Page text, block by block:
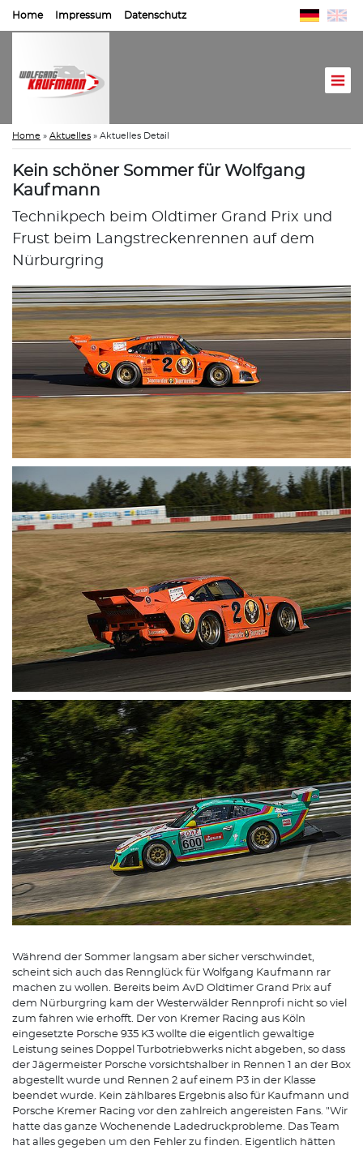
Home Impressum Datenschutz
Home » Aktuelles » Aktuelles Detail
Kein schöner Sommer für Wolfgang
Kaufmann
Technikpech beim Oldtimer Grand Prix und
Frust beim Langstreckenrennen auf dem
Nürburgring
Während der Sommer langsam aber sicher verschwindet,
scheint sich auch das Rennglück für Wolfgang Kaufmann rar
machen zu wollen. Bereits beim AvD Oldtimer Grand Prix auf
dem Nürburgring kam der Westerwälder Rennprofi nicht so viel
zum fahren wie erhofft. Der von Kremer Racing aus Köln
eingesetzte Porsche 935 K3 wollte die eigentlich gewaltige
Leistung seines Doppel Turbotriebwerks nicht abgeben, so dass
der Jägermeister Porsche vorsichtshalber in Rennen 1 an der Box
abgestellt wurde und Rennen 2 auf einem P3 in der Klasse
beendet wurde. Kein zählbares Ergebnis also für Kaufmann und
Porsche Kremer Racing vor den zahlreich angereisten Fans. "Wir
hatte das ganze Wochenende Ladedruckprobleme. Das Team
hat alles gegeben um den Fehler zu finden. Eigentlich hätten